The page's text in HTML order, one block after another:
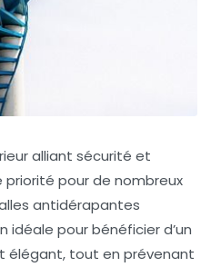
alliant sécurité et
pour de nombreux
antidérapantes
idéale pour bénéficier d’un
élégant, tout en prévenant